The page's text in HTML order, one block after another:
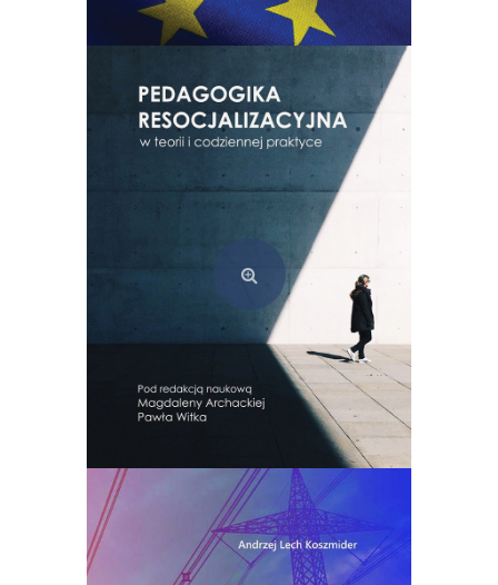
49,00
Dodaj do koszyka
Pedagogika resocjalizacyjna w teorii i codziennej praktyce
49,00